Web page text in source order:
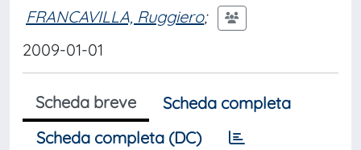
FRANCAVILLA, Ruggiero;
2009-01-01
Scheda breve
Scheda completa
Scheda completa (DC)